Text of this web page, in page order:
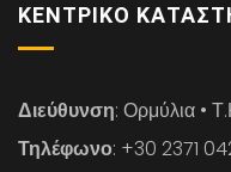
ΚΕΝΤΡΙΚΌ
Διεύθυνση: Ορμύλια •
Τηλέφωνο: +30 2371